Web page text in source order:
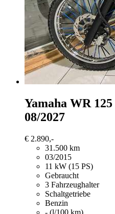
Yamaha WR 125
08/2027
€ 2.890,-
31.500 km
03/2015
11 kW (15 PS)
Gebraucht
3 Fahrzeughalter
Schaltgetriebe
Benzin
- (l/100 km)